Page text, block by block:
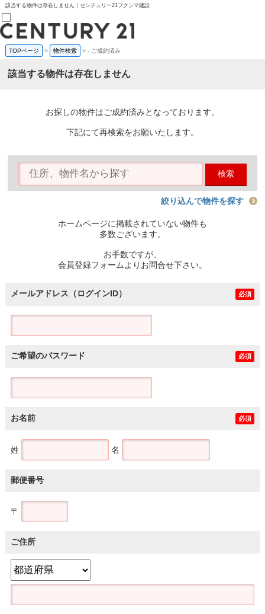
該当する物件は存在しません｜センチュリー21フクシマ建設
売買部
0120-800-844
賃貸部
会員メニュー
物件を探す
購入TOP
条件から探す
住宅ローン控除シミュレータ
TOPページ > 物件検索 >- ご成約済み
該当する物件は存在しません
お探しの物件はご成約済みとなっております。
下記にて再検索をお願いたします。
検索
絞り込んで物件を探す
ホームページに掲載されていない物件も
多数ございます。
お手数ですが、
会員登録フォームよりお問合せ下さい。
メールアドレス（ログインID） 必須
ご希望のパスワード 必須
お名前 必須
姓 名
郵便番号
〒
ご住所